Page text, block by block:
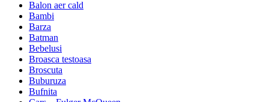
Balon aer cald
Bambi
Barza
Batman
Bebelusi
Broasca testoasa
Broscuta
Buburuza
Bufnita